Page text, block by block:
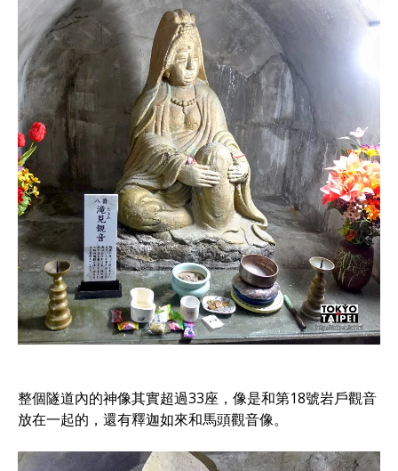
整個隧道內的神像其實超過33座，像是和第18號岩戶觀音
放在一起的，還有釋迦如來和馬頭觀音像。